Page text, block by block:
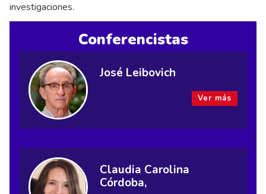
investigaciones.
Conferencistas
José Leibovich
Ver más
Claudia Carolina
Córdoba,